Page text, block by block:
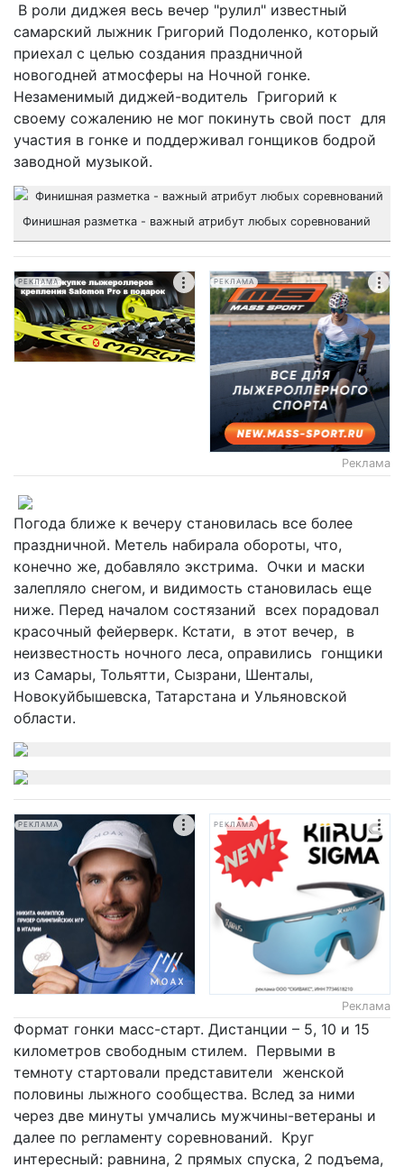
В роли диджея весь вечер "рулил" известный
самарский лыжник Григорий Подоленко, который
приехал с целью создания праздничной
новогодней атмосферы на Ночной гонке.
Незаменимый диджей-водитель Григорий к
своему сожалению не мог покинуть свой пост для
участия в гонке и поддерживал гонщиков бодрой
заводной музыкой.
Финишная разметка - важный атрибут любых соревнований
РЕКЛАМА РЕКЛАМА
Реклама
Погода ближе к вечеру становилась все более
праздничной. Метель набирала обороты, что,
конечно же, добавляло экстрима. Очки и маски
залепляло снегом, и видимость становилась еще
ниже. Перед началом состязаний всех порадовал
красочный фейерверк. Кстати, в этот вечер, в
неизвестность ночного леса, оправились гонщики
из Самары, Тольятти, Сызрани, Шенталы,
Новокуйбышевска, Татарстана и Ульяновской
области.
РЕКЛАМА РЕКЛАМА
Реклама
Формат гонки масс-старт. Дистанции – 5, 10 и 15
километров свободным стилем. Первыми в
темноту стартовали представители женской
половины лыжного сообщества. Вслед за ними
через две минуты умчались мужчины-ветераны и
далее по регламенту соревнований. Круг
интересный: равнина, 2 прямых спуска, 2 подъема,